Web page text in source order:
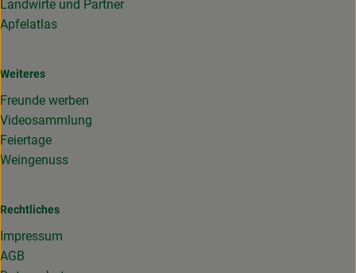
Landwirte und Partner
Apfelatlas
Weiteres
Freunde werben
Videosammlung
Feiertage
Weingenuss
Rechtliches
Impressum
AGB